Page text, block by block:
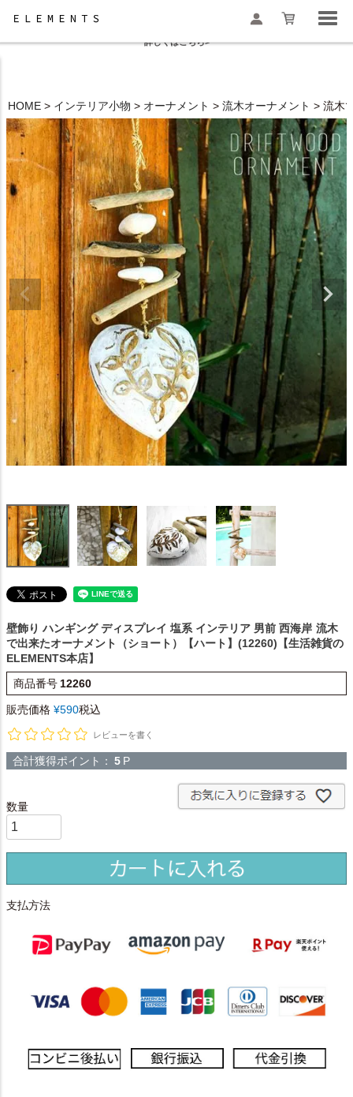
検索
夏季休業と一部地域配送遅延のお知らせ
詳しくはこちら>
HOME インテリア小物 オーナメント 流木オーナメント 流木
壁飾り ハンギング ディスプレイ 塩系 インテリア 男前 西海岸 流木
で出来たオーナメント（ショート）【ハート】(12260)【生活雑貨の
ELEMENTS本店】
商品番号 12260
販売価格 ¥590税込
レビューを書く
合計獲得ポイント： 5 P
支払方法